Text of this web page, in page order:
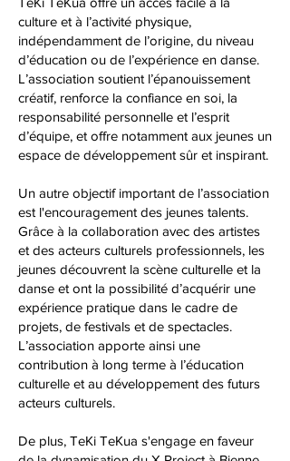
culture et à l’activité physique,
indépendamment de l’origine, du niveau
d’éducation ou de l’expérience en danse.
L’association soutient l’épanouissement
créatif, renforce la confiance en soi, la
responsabilité personnelle et l’esprit
d’équipe, et offre notamment aux jeunes un
espace de développement sûr et inspirant.
Un autre objectif important de l’association
est l'encouragement des jeunes talents.
Grâce à la collaboration avec des artistes
et des acteurs culturels professionnels, les
jeunes découvrent la scène culturelle et la
danse et ont la possibilité d’acquérir une
expérience pratique dans le cadre de
projets, de festivals et de spectacles.
L’association apporte ainsi une
contribution à long terme à l’éducation
culturelle et au développement des futurs
acteurs culturels.
De plus, TeKi TeKua s'engage en faveur